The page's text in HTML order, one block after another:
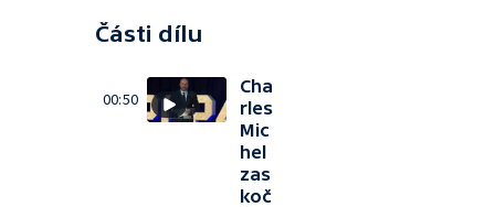
Části dílu
00:50
Cha
rles
Mic
hel
zas
koč